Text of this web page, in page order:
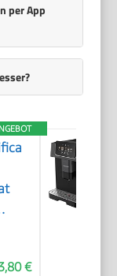
per App
€